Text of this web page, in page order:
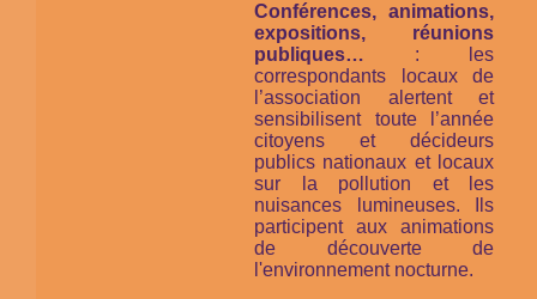
Conférences, animations,
expositions, réunions
publiques… : les
correspondants locaux de
l’association alertent et
sensibilisent toute l’année
citoyens et décideurs
publics nationaux et locaux
sur la pollution et les
nuisances lumineuses. Ils
participent aux animations
de découverte de
l'environnement nocturne.